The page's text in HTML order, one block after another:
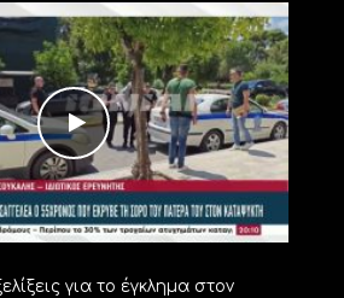
για το έγκλημα στον